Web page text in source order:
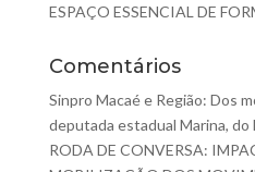
ESPAÇO ESSENCIAL DE
Comentários
Sinpro Macaé e Região: Dos
deputada estadual Marina, do
RODA DE CONVERSA: